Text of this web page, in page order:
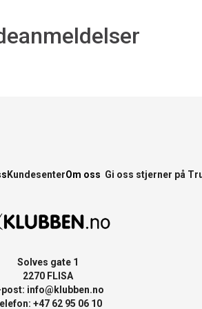
KundesenterOm oss Gi oss stjerner på
Solves gate 1
2270 FLISA
post: info@klubben.no
+47 62 95 06 10